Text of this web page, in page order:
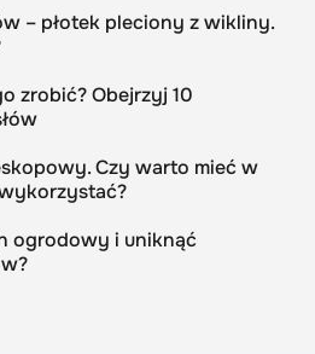
– płotek pleciony z wikliny.
zrobić? Obejrzyj 10
Czy warto mieć w
ogrodowy i uniknąć